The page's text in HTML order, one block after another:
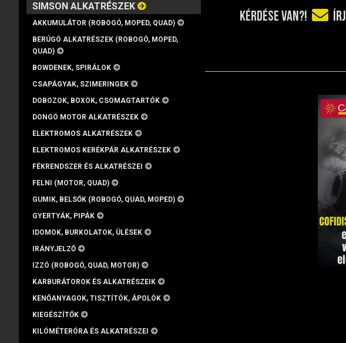
SIMSON ALKATRÉSZEK
AKKUMULÁTOR (ROBOGÓ, MOPED, QUAD)
BERÚGÓ ALKATRÉSZEK (ROBOGÓ, MOPED,
QUAD)
BOWDENEK, SPIRÁLOK
CSAPÁGYAK, SZIMERINGEK
DOBOZOK, BOXOK, CSOMAGTARTÓK
DONGÓ MOTOR ALKATRÉSZEK
ELEKTROMOS ALKATRÉSZEK
ELEKTROMOS KERÉKPÁR ALKATRÉSZEK
FÉKRENDSZER ÉS ALKATRÉSZEI
FELNI (MOTOR, QUAD)
GUMIK, BELSŐK (ROBOGÓ, QUAD, MOPED)
GYERTYÁK, PIPÁK
IDOMOK, BURKOLATOK, ÜLÉSEK
IRÁNYJELZŐ
IZZÓ (ROBOGÓ, QUAD, MOTOR)
KARBURÁTOROK ÉS ALKATRÉSZEIK
KENŐANYAGOK, TISZTÍTÓK, ÁPOLÓK
KIEGÉSZÍTŐK
KILÓMÉTERÓRA ÉS ALKATRÉSZEI
KÉRDÉSE VAN?!